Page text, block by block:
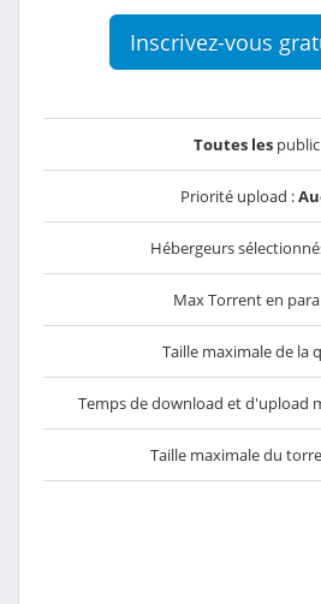
Inscrivez-vous
Toutes les
Priorité upload :
Hébergeurs
Max Torrent en
Taille maximale de la
Temps de download et d'upload
Taille maximale du